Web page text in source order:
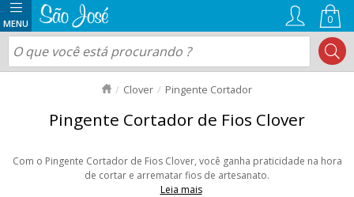
0
Clover Pingente Cortador
Pingente Cortador de Fios Clover
Com o Pingente Cortador de Fios Clover, você ganha praticidade na hora
de cortar e arrematar fios de artesanato.
Leia mais